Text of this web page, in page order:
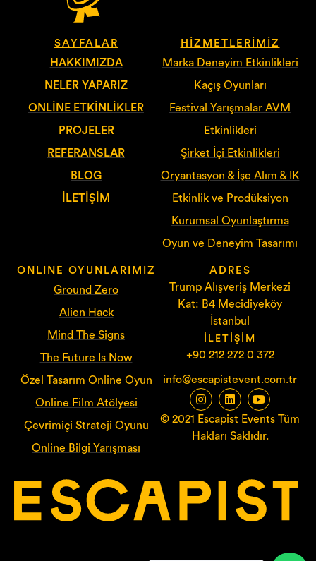
SAYFALAR
HAKKIMIZDA
NELER YAPARIZ
ONLINE ETKINLIKLER
PROJELER
REFERANSLAR
BLOG
İLETIŞIM
HIZMETLERIMIZ
Marka Deneyim Etkinlikleri
Kaçış Oyunları
Festival Yarışmalar AVM
Etkinlikleri
Şirket İçi Etkinlikleri
Oryantasyon & İşe Alım & IK
Etkinlik ve Prodüksiyon
Kurumsal Oyunlaştırma
Oyun ve Deneyim Tasarımı
ONLINE OYUNLARIMIZ
Ground Zero
Alien Hack
Mind The Signs
The Future Is Now
Özel Tasarım Online Oyun
Online Film Atölyesi
Çevrimiçi Strateji Oyunu
Online Bilgi Yarışması
ADRES
Trump Alışveriş Merkezi
Kat: B4 Mecidiyeköy
İstanbul
İLETIŞIM
+90 212 272 0 372
info@escapistevent.com.tr
© 2021 Escapist Events Tüm
Hakları Saklıdır.